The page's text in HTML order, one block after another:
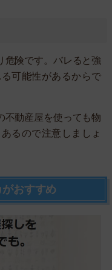
危険です。バレると強
可能性があるからで
不動産屋を使っても物
るので注意しましょ
おすすめ